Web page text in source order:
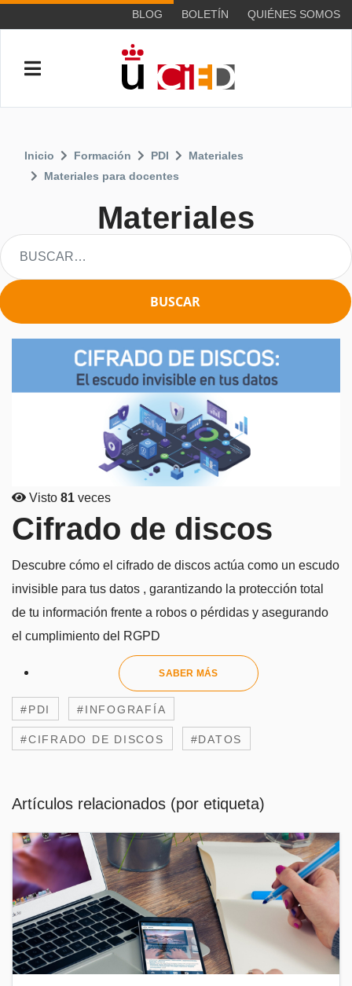
BLOG BOLETÍN QUIÉNES SOMOS
Materiales
Inicio Formación PDI
Materiales
Materiales para docentes
BUSCAR
Visto 81 veces
Cifrado de discos
Descubre cómo el cifrado de discos actúa como un escudo
invisible para tus datos , garantizando la protección total
de tu información frente a robos o pérdidas y asegurando
el cumplimiento del RGPD
SABER MÁS
#PDI #INFOGRAFÍA
#CIFRADO DE DISCOS #DATOS
Artículos relacionados (por etiqueta)